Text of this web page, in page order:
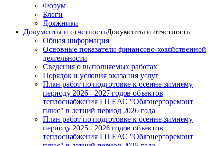
Форум
Блоги
Должники
Документы и отчетностьДокументы и отчетность
Общая информация
Основные показатели финансово-хозяйственной
деятельности
Сведения о выполняемых работах
Порядок и условия оказания услуг
План работ по подготовке к осенне-зимнему
периоду 2026 - 2027 годов объектов
теплоснабжения ГП ЕАО "Облэнергоремонт
плюс" в летний период 2026 года
План работ по подготовке к осенне-зимнему
периоду 2025 - 2026 годов объектов
теплоснабжения ГП ЕАО "Облэнергоремонт